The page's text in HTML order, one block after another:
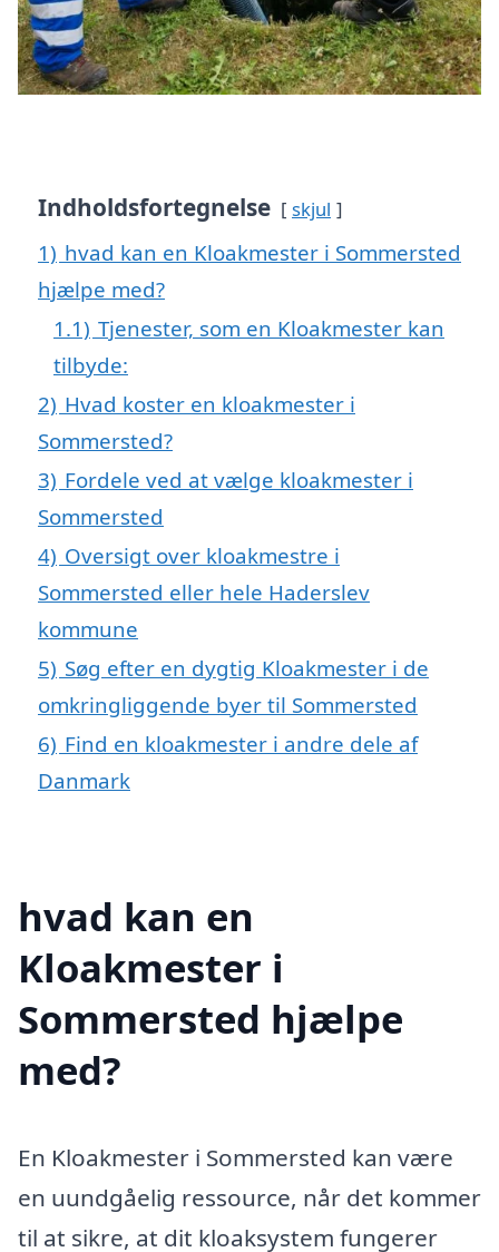
Indholdsfortegnelse skjul
1) hvad kan en Kloakmester i Sommersted
hjælpe med?
1.1) Tjenester, som en Kloakmester kan
tilbyde:
2) Hvad koster en kloakmester i
Sommersted?
3) Fordele ved at vælge kloakmester i
Sommersted
4) Oversigt over kloakmestre i
Sommersted eller hele Haderslev
kommune
5) Søg efter en dygtig Kloakmester i de
omkringliggende byer til Sommersted
6) Find en kloakmester i andre dele af
Danmark
hvad kan en
Kloakmester i
Sommersted hjælpe
med?
En Kloakmester i Sommersted kan være
en uundgåelig ressource, når det kommer
til at sikre, at dit kloaksystem fungerer